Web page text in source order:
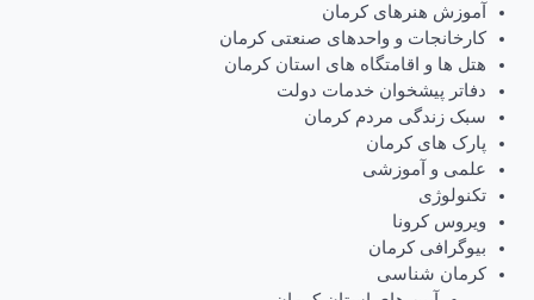
هنرهای کرمان
و واحدهای صنعتی کرمان
ها و اقامتگاه های استان کرمان
پیشخوان خدمات دولت
زندگی مردم کرمان
های کرمان
و آموزشی
کرونا
کرمان
شناسی